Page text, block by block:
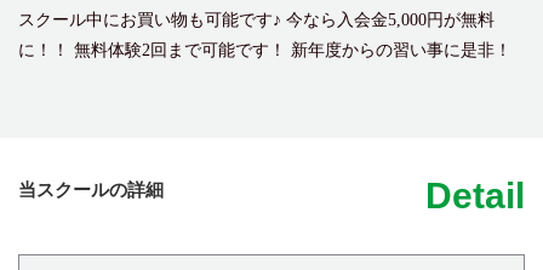
スクール中にお買い物も可能です♪ 今なら入会金5,000円が無料
に！！ 無料体験2回まで可能です！ 新年度からの習い事に是非！
当スクールの詳細 Detail